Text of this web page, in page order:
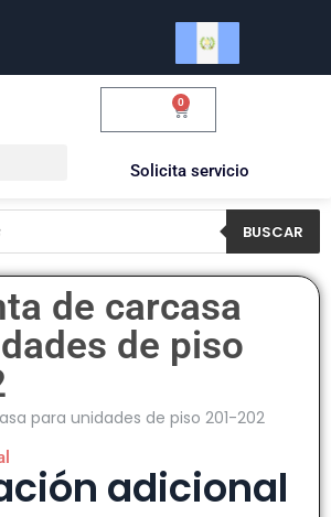
0
Solicita servicio
BUSCAR
de carcasa
de piso
para unidades de piso 201-202
adicional